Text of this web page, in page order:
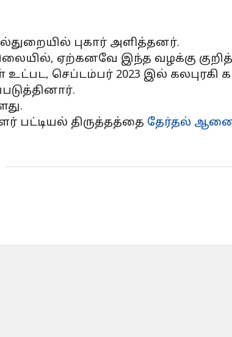
புகார் அளித்தனர்.
ஏற்கனவே இந்த வழக்கு
செப்டம்பர் 2023 இல் கலபுரகி
பட்டியல் திருத்தத்தை தேர்தல்